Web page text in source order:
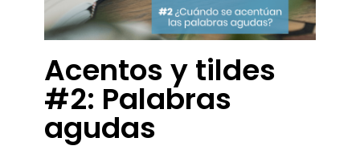
Acentos y tildes
#2: Palabras
agudas